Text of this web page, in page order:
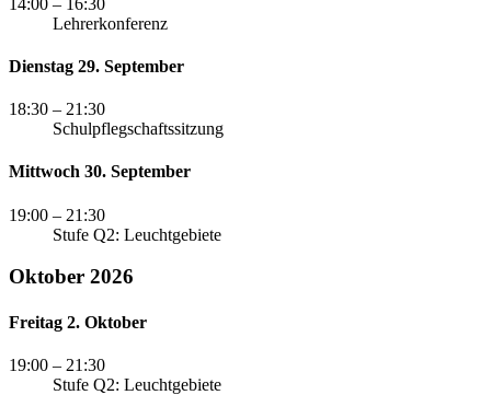
Lehrerkonferenz
Dienstag 29. September
18:30 – 21:30
Schulpflegschaftssitzung
Mittwoch 30. September
19:00 – 21:30
Stufe Q2: Leuchtgebiete
Oktober 2026
Freitag 2. Oktober
19:00 – 21:30
Stufe Q2: Leuchtgebiete